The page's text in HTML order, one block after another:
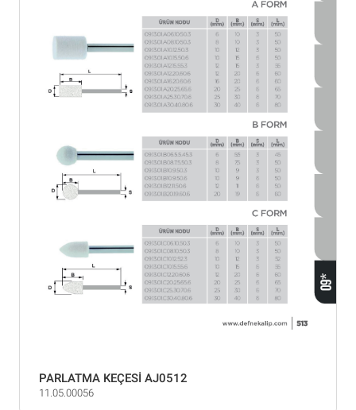
PARLATMA KEÇESİ AJ0512
11.05.00056